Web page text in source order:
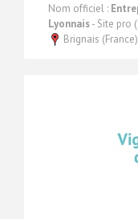
Nom officiel :
Lyonnais- Site pro
Brignais (France)